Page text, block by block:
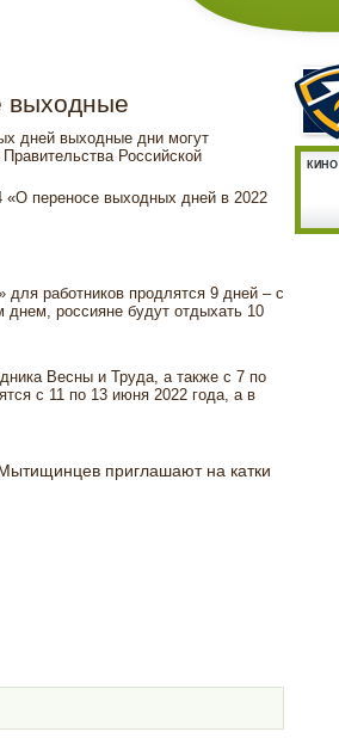
выходные
дней выходные дни могут
Российской
«О переносе выходных дней в 2022
работников продлятся 9 дней – с
днем, россияне будут отдыхать 10
Весны и Труда, а также с 7 по
с 11 по 13 июня 2022 года, а в
приглашают на катки
КИНО